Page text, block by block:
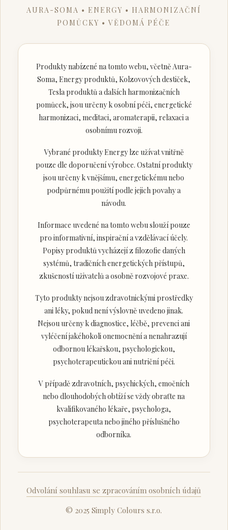
AURA-SOMA • ENERGY • HARMONIZAČNÍ
POMŮCKY • VĚDOMÁ PÉČE
Produkty nabízené na tomto webu, včetně Aura-
Soma, Energy produktů, Kolzovových destiček,
Tesla produktů a dalších harmonizačních
pomůcek, jsou určeny k osobní péči, energetické
harmonizaci, meditaci, aromaterapii, relaxaci a
osobnímu rozvoji.
Vybrané produkty Energy lze užívat vnitřně
pouze dle doporučení výrobce. Ostatní produkty
jsou určeny k vnějšímu, energetickému nebo
podpůrnému použití podle jejich povahy a
návodu.
Informace uvedené na tomto webu slouží pouze
pro informativní, inspirační a vzdělávací účely.
Popisy produktů vycházejí z filozofie daných
systémů, tradičních energetických přístupů,
zkušeností uživatelů a osobně rozvojové praxe.
Tyto produkty nejsou zdravotnickými prostředky
ani léky, pokud není výslovně uvedeno jinak.
Nejsou určeny k diagnostice, léčbě, prevenci ani
vyléčení jakéhokoli onemocnění a nenahrazují
odbornou lékařskou, psychologickou,
psychoterapeutickou ani nutriční péči.
V případě zdravotních, psychických, emočních
nebo dlouhodobých obtíží se vždy obraťte na
kvalifikovaného lékaře, psychologa,
psychoterapeuta nebo jiného příslušného
odborníka.
Odvolání souhlasu se zpracováním osobních údajů
© 2025 Simply Colours s.r.o.